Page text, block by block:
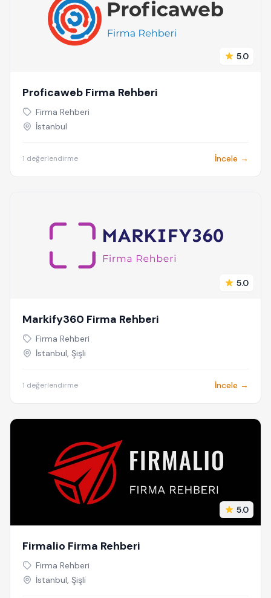
5.0
Proficaweb Firma Rehberi
Firma Rehberi
İstanbul
1 değerlendirme İncele →
5.0
Markify360 Firma Rehberi
Firma Rehberi
İstanbul, Şişli
1 değerlendirme İncele →
5.0
Firmalio Firma Rehberi
Firma Rehberi
İstanbul, Şişli